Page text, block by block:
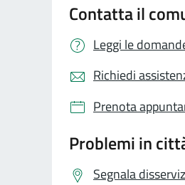
Contatta il
Leggi le
Richiedi
Prenota
Problemi in
Segnala